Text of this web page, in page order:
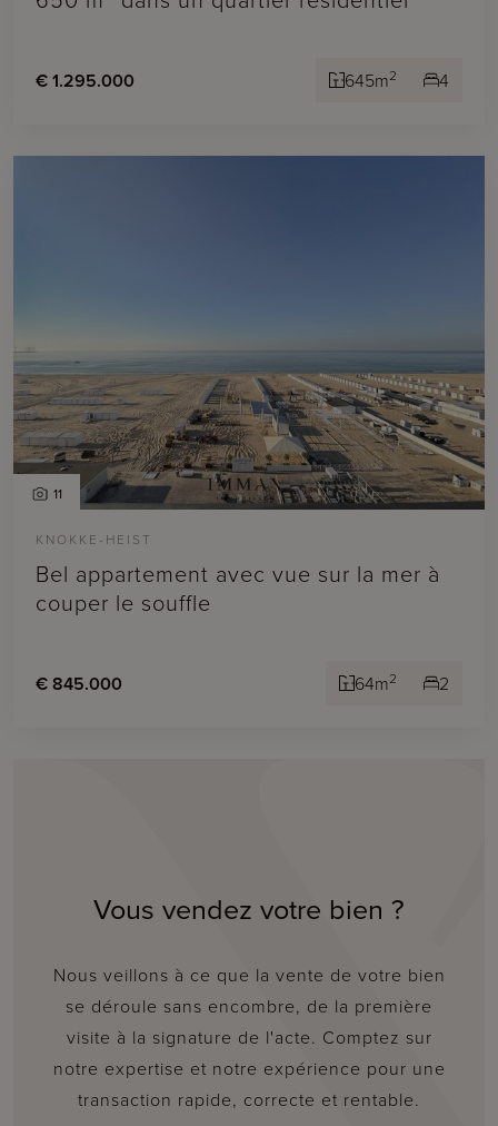
€ 1.295.000 645m2 4
11
KNOKKE-HEIST
Bel appartement avec vue sur la mer à
couper le souffle
€ 845.000 64m2 2
Vous vendez votre bien ?
Nous veillons à ce que la vente de votre bien
se déroule sans encombre, de la première
visite à la signature de l'acte. Comptez sur
notre expertise et notre expérience pour une
transaction rapide, correcte et rentable.